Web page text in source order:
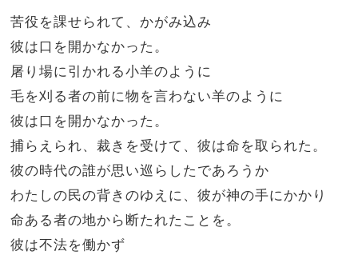
苦役を課せられて、かがみ込み
彼は口を開かなかった。
屠り場に引かれる小羊のように
毛を刈る者の前に物を言わない羊のように
彼は口を開かなかった。
捕らえられ、裁きを受けて、彼は命を取られた。
彼の時代の誰が思い巡らしたであろうか
わたしの民の背きのゆえに、彼が神の手にかかり
命ある者の地から断たれたことを。
彼は不法を働かず